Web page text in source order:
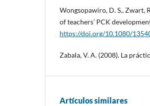
Wongsopawiro, D. S., Zwart,
of teachers’ PCK
https://doi.org/10.1080/
Zabala, V. A. (2008). La
Artículos similares